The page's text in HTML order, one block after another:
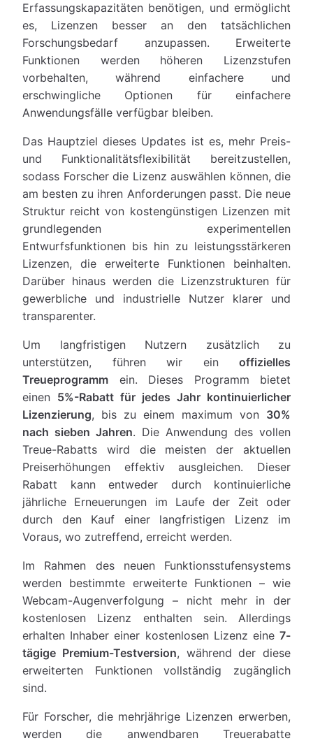
Erfassungskapazitäten benötigen, und ermöglicht
es, Lizenzen besser an den tatsächlichen
Forschungsbedarf anzupassen. Erweiterte
Funktionen werden höheren Lizenzstufen
vorbehalten, während einfachere und
erschwingliche Optionen für einfachere
Anwendungsfälle verfügbar bleiben.
Das Hauptziel dieses Updates ist es, mehr Preis-
und Funktionalitätsflexibilität bereitzustellen,
sodass Forscher die Lizenz auswählen können, die
am besten zu ihren Anforderungen passt. Die neue
Struktur reicht von kostengünstigen Lizenzen mit
grundlegenden experimentellen
Entwurfsfunktionen bis hin zu leistungsstärkeren
Lizenzen, die erweiterte Funktionen beinhalten.
Darüber hinaus werden die Lizenzstrukturen für
gewerbliche und industrielle Nutzer klarer und
transparenter.
Um langfristigen Nutzern zusätzlich zu
unterstützen, führen wir ein offizielles
Treueprogramm ein. Dieses Programm bietet
einen 5%-Rabatt für jedes Jahr kontinuierlicher
Lizenzierung, bis zu einem maximum von 30%
nach sieben Jahren. Die Anwendung des vollen
Treue-Rabatts wird die meisten der aktuellen
Preiserhöhungen effektiv ausgleichen. Dieser
Rabatt kann entweder durch kontinuierliche
jährliche Erneuerungen im Laufe der Zeit oder
durch den Kauf einer langfristigen Lizenz im
Voraus, wo zutreffend, erreicht werden.
Im Rahmen des neuen Funktionsstufensystems
werden bestimmte erweiterte Funktionen – wie
Webcam-Augenverfolgung – nicht mehr in der
kostenlosen Lizenz enthalten sein. Allerdings
erhalten Inhaber einer kostenlosen Lizenz eine 7-
tägige Premium-Testversion, während der diese
erweiterten Funktionen vollständig zugänglich
sind.
Für Forscher, die mehrjährige Lizenzen erwerben,
werden die anwendbaren Treuerabatte